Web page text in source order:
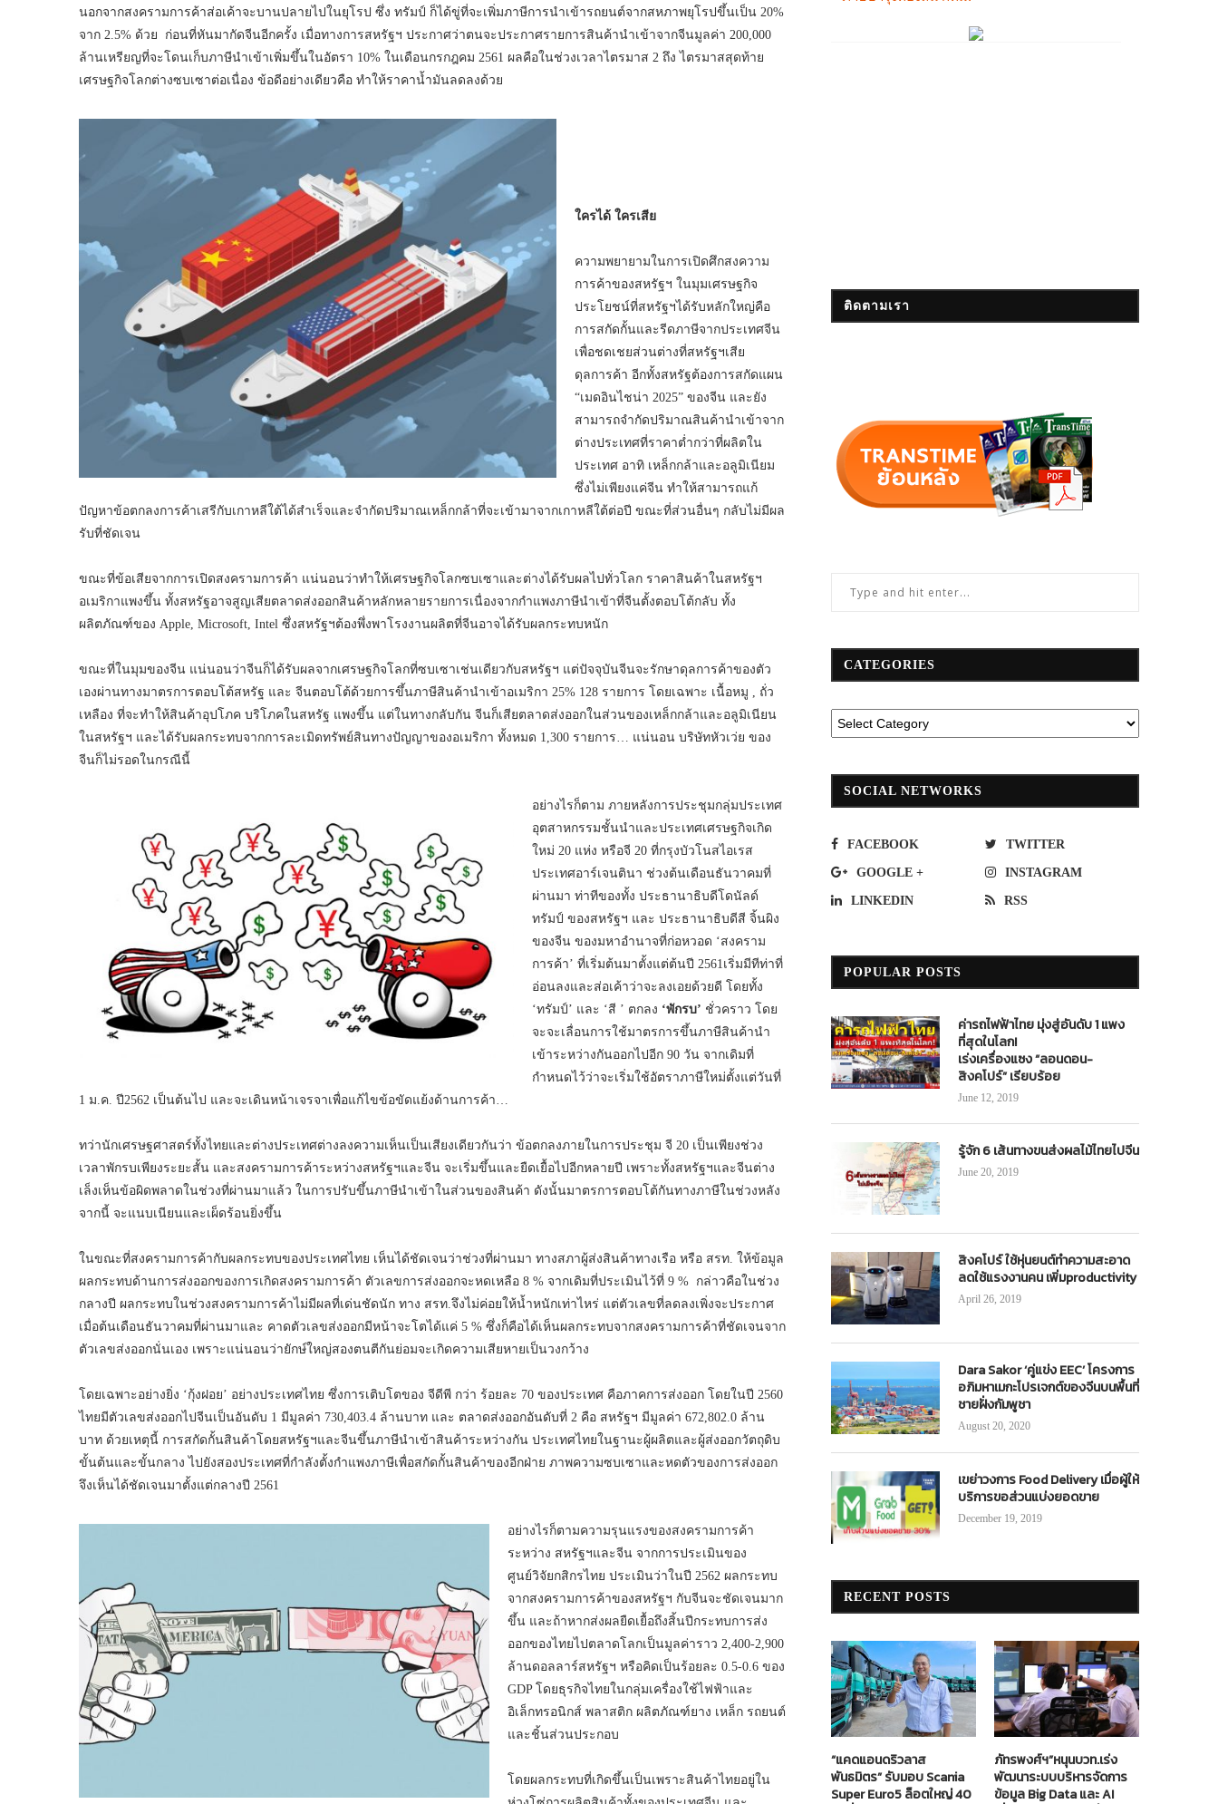
นอกจากสงครามการค้าส่อเค้าจะบานปลายไปในยุโรป ซึ่ง ทรัมป์ ก็ได้ขู่ที่จะเพิ่มภาษีการนำเข้ารถยนต์จากสหภาพยุโรปขึ้นเป็น 20%
จาก 2.5% ด้วย ก่อนที่หันมากัดจีนอีกครั้ง เมื่อทางการสหรัฐฯ ประกาศว่าตนจะประกาศรายการสินค้านำเข้าจากจีนมูลค่า 200,000
ล้านเหรียญที่จะโดนเก็บภาษีนำเข้าเพิ่มขึ้นในอัตรา 10% ในเดือนกรกฎคม 2561 ผลคือในช่วงเวลาไตรมาส 2 ถึง ไตรมาสสุดท้าย
เศรษฐกิจโลกต่างซบเซาต่อเนื่อง ข้อดีอย่างเดียวคือ ทำให้ราคาน้ำมันลดลงด้วย
ใครได้ ใครเสีย
ความพยายามในการเปิดศึกสงความ
การค้าของสหรัฐฯ ในมุมเศรษฐกิจ
ประโยชน์ที่สหรัฐฯได้รับหลักใหญ่คือ
การสกัดกั้นและรีดภาษีจากประเทศจีน
เพื่อชดเชยส่วนต่างที่สหรัฐฯเสีย
ดุลการค้า อีกทั้งสหรัฐต้องการสกัดแผน
“เมดอินไชน่า 2025” ของจีน และยัง
สามารถจำกัดปริมาณสินค้านำเข้าจาก
ต่างประเทศที่ราคาต่ำกว่าที่ผลิตใน
ประเทศ อาทิ เหล็กกล้าและอลูมิเนียม
ซึ่งไม่เพียงแค่จีน ทำให้สามารถแก้
ปัญหาข้อตกลงการค้าเสรีกับเกาหลีใต้ได้สำเร็จและจำกัดปริมาณเหล็กกล้าที่จะเข้ามาจากเกาหลีใต้ต่อปี ขณะที่ส่วนอื่นๆ กลับไม่มีผล
รับที่ชัดเจน
ขณะที่ข้อเสียจากการเปิดสงครามการค้า แน่นอนว่าทำให้เศรษฐกิจโลกซบเซาและต่างได้รับผลไปทั่วโลก ราคาสินค้าในสหรัฐฯ
อเมริกาแพงขึ้น ทั้งสหรัฐอาจสูญเสียตลาดส่งออกสินค้าหลักหลายรายการเนื่องจากกำแพงภาษีนำเข้าที่จีนตั้งตอบโต้กลับ ทั้ง
ผลิตภัณฑ์ของ Apple, Microsoft, Intel ซึ่งสหรัฐฯต้องพึ่งพาโรงงานผลิตที่จีนอาจได้รับผลกระทบหนัก
ขณะที่ในมุมของจีน แน่นอนว่าจีนก็ได้รับผลจากเศรษฐกิจโลกที่ซบเซาเช่นเดียวกับสหรัฐฯ แต่ปัจจุบันจีนจะรักษาดุลการค้าของตัว
เองผ่านทางมาตรการตอบโต้สหรัฐ และ จีนตอบโต้ด้วยการขึ้นภาษีสินค้านำเข้าอเมริกา 25% 128 รายการ โดยเฉพาะ เนื้อหมู , ถั่ว
เหลือง ที่จะทำให้สินค้าอุปโภค บริโภคในสหรัฐ แพงขึ้น แต่ในทางกลับกัน จีนก็เสียตลาดส่งออกในส่วนของเหล็กกล้าและอลูมิเนียน
ในสหรัฐฯ และได้รับผลกระทบจากการละเมิดทรัพย์สินทางปัญญาของอเมริกา ทั้งหมด 1,300 รายการ… แน่นอน บริษัทหัวเว่ย ของ
จีนก็ไม่รอดในกรณีนี้
อย่างไรก็ตาม ภายหลังการประชุมกลุ่มประเทศ
อุตสาหกรรมชั้นนำและประเทศเศรษฐกิจเกิด
ใหม่ 20 แห่ง หรือจี 20 ที่กรุงบัวโนสไอเรส
ประเทศอาร์เจนตินา ช่วงต้นเดือนธันวาคมที่
ผ่านมา ท่าทีของทั้ง ประธานาธิบดีโดนัลด์
ทรัมป์ ของสหรัฐฯ และ ประธานาธิบดีสี จิ้นผิง
ของจีน ของมหาอำนาจที่ก่อหวอด ‘สงคราม
การค้า’ ที่เริ่มต้นมาตั้งแต่ต้นปี 2561เริ่มมีทีท่าที่
อ่อนลงและส่อเค้าว่าจะลงเอยด้วยดี โดยทั้ง
‘ทรัมป์’ และ ‘สี ’ ตกลง ‘พักรบ’ ชั่วคราว โดย
จะจะเลื่อนการใช้มาตรการขึ้นภาษีสินค้านำ
เข้าระหว่างกันออกไปอีก 90 วัน จากเดิมที่
กำหนดไว้ว่าจะเริ่มใช้อัตราภาษีใหม่ตั้งแต่วันที่
1 ม.ค. ปี2562 เป็นต้นไป และจะเดินหน้าเจรจาเพื่อแก้ไขข้อขัดแย้งด้านการค้า…
ทว่านักเศรษฐศาสตร์ทั้งไทยและต่างประเทศต่างลงความเห็นเป็นเสียงเดียวกันว่า ข้อตกลงภายในการประชุม จี 20 เป็นเพียงช่วง
เวลาพักรบเพียงระยะสั้น และสงครามการค้าระหว่างสหรัฐฯและจีน จะเริ่มขึ้นและยืดเยื้อไปอีกหลายปี เพราะทั้งสหรัฐฯและจีนต่าง
เล็งเห็นข้อผิดพลาดในช่วงที่ผ่านมาแล้ว ในการปรับขึ้นภาษีนำเข้าในส่วนของสินค้า ดังนั้นมาตรการตอบโต้กันทางภาษีในช่วงหลัง
จากนี้ จะแนบเนียนและเผ็ดร้อนยิ่งขึ้น
ในขณะที่สงครามการค้ากับผลกระทบของประเทศไทย เห็นได้ชัดเจนว่าช่วงที่ผ่านมา ทางสภาผู้ส่งสินค้าทางเรือ หรือ สรท. ให้ข้อมูล
ผลกระทบด้านการส่งออกของการเกิดสงครามการค้า ตัวเลขการส่งออกจะหดเหลือ 8 % จากเดิมที่ประเมินไว้ที่ 9 % กล่าวคือในช่วง
กลางปี ผลกระทบในช่วงสงครามการค้าไม่มีผลที่เด่นชัดนัก ทาง สรท.จึงไม่ค่อยให้น้ำหนักเท่าไหร่ แต่ตัวเลขที่ลดลงเพิ่งจะประกาศ
เมื่อต้นเดือนธันวาคมที่ผ่านมาและ คาดตัวเลขส่งออกมีหน้าจะโตได้แค่ 5 % ซึ่งก็คือได้เห็นผลกระทบจากสงครามการค้าที่ชัดเจนจาก
ตัวเลขส่งออกนั่นเอง เพราะแน่นอนว่ายักษ์ใหญ่สองตนตีกันย่อมจะเกิดความเสียหายเป็นวงกว้าง
โดยเฉพาะอย่างยิ่ง ‘กุ้งฝอย’ อย่างประเทศไทย ซึ่งการเติบโตของ จีดีพี กว่า ร้อยละ 70 ของประเทศ คือภาคการส่งออก โดยในปี 2560
ไทยมีตัวเลขส่งออกไปจีนเป็นอันดับ 1 มีมูลค่า 730,403.4 ล้านบาท และ ตลาดส่งออกอันดับที่ 2 คือ สหรัฐฯ มีมูลค่า 672,802.0 ล้าน
บาท ด้วยเหตุนี้ การสกัดกั้นสินค้าโดยสหรัฐฯและจีนขึ้นภาษีนำเข้าสินค้าระหว่างกัน ประเทศไทยในฐานะผู้ผลิตและผู้ส่งออกวัตถุดิบ
ขั้นต้นและขั้นกลาง ไปยังสองประเทศที่กำลังตั้งกำแพงภาษีเพื่อสกัดกั้นสินค้าของอีกฝ่าย ภาพความซบเซาและหดตัวของการส่งออก
จึงเห็นได้ชัดเจนมาตั้งแต่กลางปี 2561
อย่างไรก็ตามความรุนแรงของสงครามการค้า
ระหว่าง สหรัฐฯและจีน จากการประเมินของ
ศูนย์วิจัยกสิกรไทย ประเมินว่าในปี 2562 ผลกระทบ
จากสงครามการค้าของสหรัฐฯ กับจีนจะชัดเจนมาก
ขึ้น และถ้าหากส่งผลยืดเยื้อถึงสิ้นปีกระทบการส่ง
ออกของไทยไปตลาดโลกเป็นมูลค่าราว 2,400-2,900
ล้านดอลลาร์สหรัฐฯ หรือคิดเป็นร้อยละ 0.5-0.6 ของ
GDP โดยธุรกิจไทยในกลุ่มเครื่องใช้ไฟฟ้าและ
อิเล็กทรอนิกส์ พลาสติก ผลิตภัณฑ์ยาง เหล็ก รถยนต์
และชิ้นส่วนประกอบ
โดยผลกระทบที่เกิดขึ้นเป็นเพราะสินค้าไทยอยู่ใน
ติดตามเรา
CATEGORIES
SOCIAL NETWORKS
FACEBOOK TWITTER
GOOGLE + INSTAGRAM
LINKEDIN RSS
POPULAR POSTS
ค่ารถไฟฟ้าไทย มุ่งสู่อันดับ 1 แพง
ที่สุดในโลก!
เร่งเครื่องแซง “ลอนดอน-
สิงคโปร์” เรียบร้อย
June 12, 2019
รู้จัก 6 เส้นทางขนส่งผลไม้ไทยไปจีน
June 20, 2019
สิงคโปร์ ใช้หุ่นยนต์ทำความสะอาด
ลดใช้แรงงานคน เพิ่มproductivity
April 26, 2019
Dara Sakor ‘คู่แข่ง EEC’ โครงการ
อภิมหาเมกะโปรเจกต์ของจีนบนพื้นที่
ชายฝั่งกัมพูชา
August 20, 2020
เขย่าวงการ Food Delivery เมื่อผู้ให้
บริการขอส่วนแบ่งยอดขาย
December 19, 2019
RECENT POSTS
“แคดแอนดริวลาส
พันธมิตร” รับมอบ Scania
Super Euro5 ล็อตใหญ่ 40
ภัทรพงศ์ฯ”หนุนบวท.เร่ง
พัฒนาระบบบริหารจัดการ
ข้อมูล Big Data และ AI